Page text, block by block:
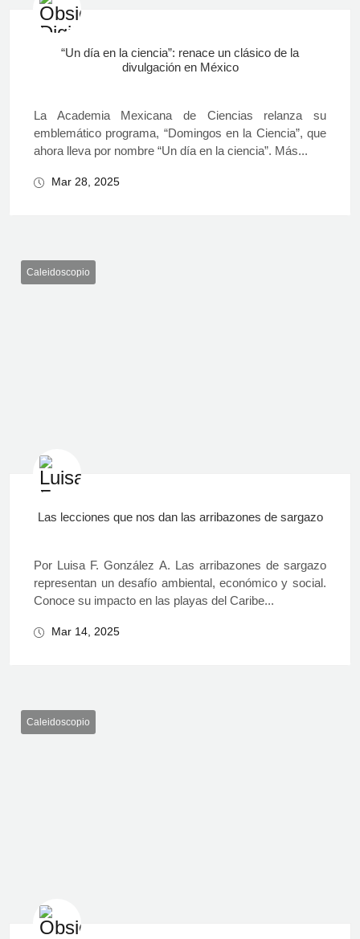
“Un día en la ciencia”: renace un clásico de la
divulgación en México
La Academia Mexicana de Ciencias relanza su
emblemático programa, “Domingos en la Ciencia”, que
ahora lleva por nombre “Un día en la ciencia”. Más...
Mar 28, 2025
Caleidoscopio
Las lecciones que nos dan las arribazones de sargazo
Por Luisa F. González A. Las arribazones de sargazo
representan un desafío ambiental, económico y social.
Conoce su impacto en las playas del Caribe...
Mar 14, 2025
Caleidoscopio